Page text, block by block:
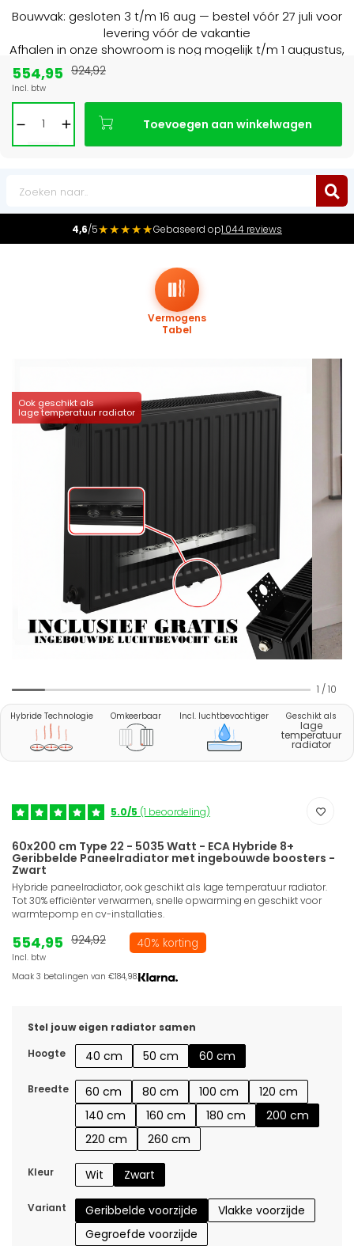
Bouwvak: gesloten 3 t/m 16 aug — bestel vóór 27 juli voor
levering vóór de vakantie
Afhalen in onze showroom is nog mogelijk t/m 1 augustus,
4,6/5★★★★★Gebaseerd op1.044 reviews
Ook geschikt als
lage temperatuur radiator
Vermogens
Tabel
1 / 10
Hybride Technologie Omkeerbaar Incl. luchtbevochtiger Geschikt als
lage
temperatuur
radiator
5.0/5 (1 beoordeling)
60x200 cm Type 22 - 5035 Watt - ECA Hybride 8+
Geribbelde Paneelradiator met ingebouwde boosters -
Zwart
Hybride paneelradiator, ook geschikt als lage temperatuur radiator.
Tot 30% efficiënter verwarmen, snelle opwarming en geschikt voor
warmtepomp en cv-installaties.
554,95
Incl. btw
924,92 40% korting
Maak 3 betalingen van €184,98.
Stel jouw eigen radiator samen
Hoogte
40 cm 50 cm 60 cm
Breedte 60 cm 80 cm 100 cm
120 cm
140 cm
160 cm 180 cm
200 cm
220 cm
260 cm
Kleur Wit Zwart
Variant Geribbelde voorzijde
Vlakke voorzijde
Gegroefde voorzijde
554,95
Incl. btw
924,92
Toevoegen aan winkelwagen